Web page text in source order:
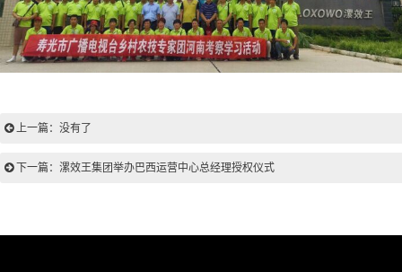
上一篇：没有了
下一篇：漯效王集团举办巴西运营中心总经理授权仪式